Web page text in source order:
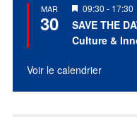
MAR
30
Mis
en
avant
09:30 - 17:30
SAVE THE
Culture &
Voir le calendrier